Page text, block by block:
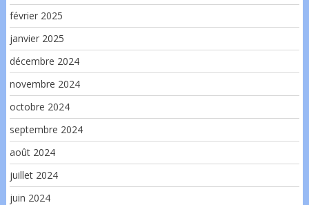
février 2025
janvier 2025
décembre 2024
novembre 2024
octobre 2024
septembre 2024
août 2024
juillet 2024
juin 2024